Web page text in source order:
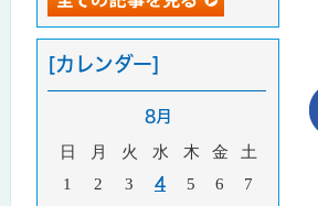
[カレンダー]
8月
日 月 火 水 木 金
土
1
2 3 4 5 6
7